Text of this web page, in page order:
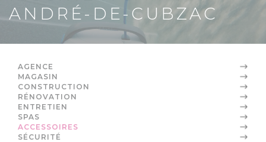
ANDRÉ-DE-CUBZAC
AGENCE
MAGASIN
CONSTRUCTION
RÉNOVATION
ENTRETIEN
SPAS
ACCESSOIRES
SÉCURITÉ